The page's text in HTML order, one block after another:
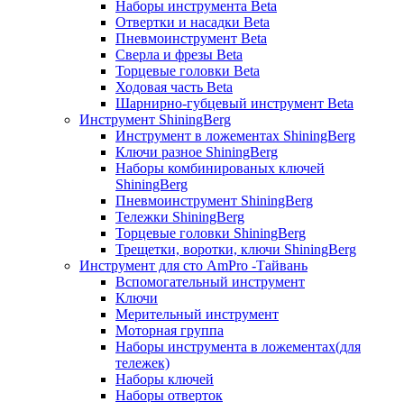
Наборы инструмента Beta
Отвертки и насадки Beta
Пневмоинструмент Beta
Сверла и фрезы Beta
Торцевые головки Beta
Ходовая часть Beta
Шарнирно-губцевый инструмент Beta
Инструмент ShiningBerg
Инструмент в ложементах ShiningBerg
Ключи разное ShiningBerg
Наборы комбинированых ключей
ShiningBerg
Пневмоинструмент ShiningBerg
Тележки ShiningBerg
Торцевые головки ShiningBerg
Трещетки, воротки, ключи ShiningBerg
Инструмент для сто AmPro -Тайвань
Вспомогательный инструмент
Ключи
Мерительный инструмент
Моторная группа
Наборы инструмента в ложементах(для
тележек)
Наборы ключей
Наборы отверток